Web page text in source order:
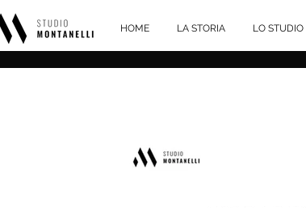
HOME LA STORIA LO STUDIO